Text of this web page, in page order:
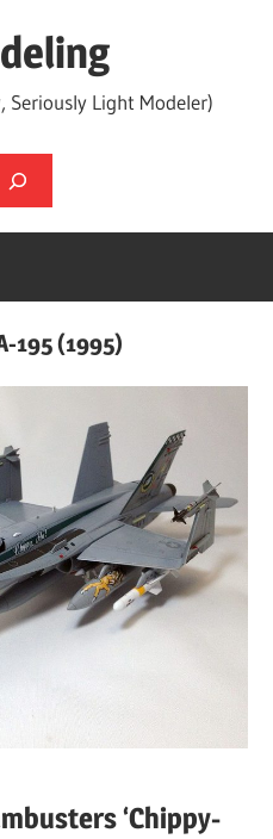
Seriously Light Modeler)
검색
195 (1995)
‘Chippy-